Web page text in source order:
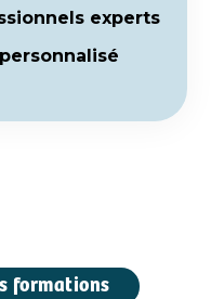
experts
formations